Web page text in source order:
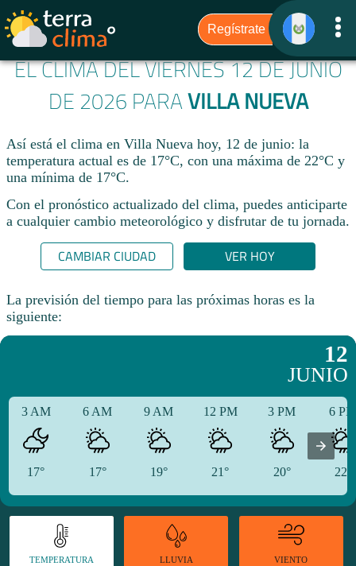
EL CLIMA DEL VIERNES 12 DE JUNIO
DE 2026 PARAVILLA NUEVA
Así está el clima en Villa Nueva hoy, 12 de junio: la
temperatura actual es de 17°C, con una máxima de 22°C y
una mínima de 17°C.
Con el pronóstico actualizado del clima, puedes anticiparte
a cualquier cambio meteorológico y disfrutar de tu jornada.​
CAMBIAR CIUDAD VER HOY
La previsión del tiempo para las próximas horas es la
siguiente:
12
JUNIO
3 AM
17°
6 AM
17°
9 AM
19°
12 PM
21°
3 PM
20°
6
22°
TEMPERATURA LLUVIA VIENTO